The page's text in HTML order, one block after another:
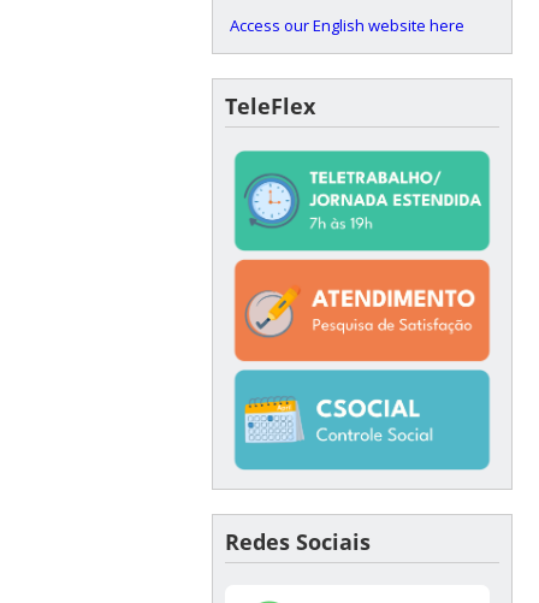
Access our English website here
TeleFlex
Redes Sociais